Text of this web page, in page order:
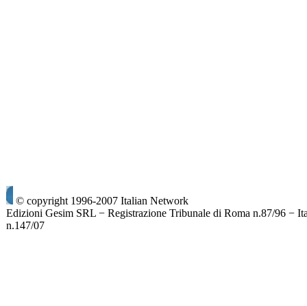
© copyright 1996-2007 Italian Network
Edizioni Gesim SRL − Registrazione Tribunale di Roma n.87/96 −
n.147/07